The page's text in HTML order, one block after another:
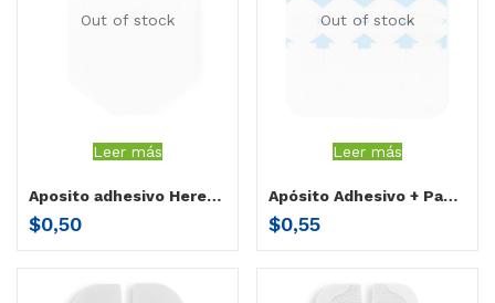
Out of stock
Leer más
Aposito adhesivo Herenco (10cm x 12 cm) caja x 5
$0,50
Out of stock
Leer más
Apósito Adhesivo + Pad (10cm x 12cm) caja x 5
$0,55